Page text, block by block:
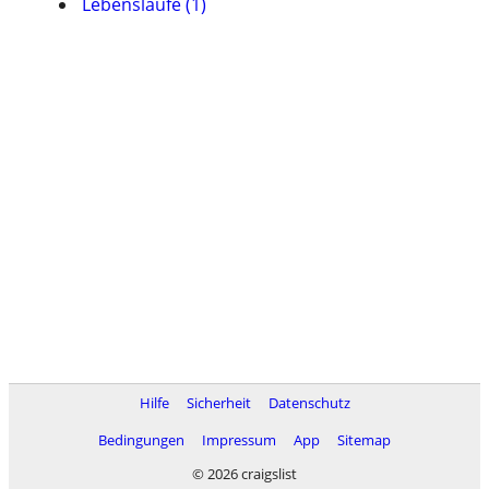
Hilfe Sicherheit
Datenschutz
Bedingungen
Impressum App
Sitemap
© 2026 craigslist